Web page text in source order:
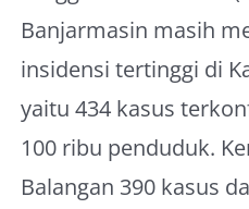
Banjarmasin masih
insidensi tertinggi di
yaitu 434 kasus
100 ribu penduduk.
Balangan 390 kasus